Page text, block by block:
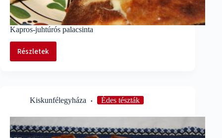
Kapros-juhtúrós palacsinta
Részletek
Kapros-
Kiskunfélegyháza Édes tészták